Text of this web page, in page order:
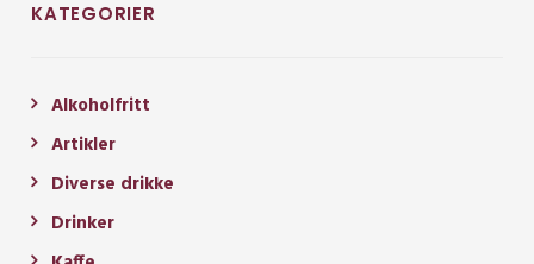
KATEGORIER
Alkoholfritt
Artikler
Diverse drikke
Drinker